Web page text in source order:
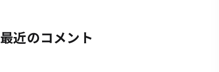
最近のコメント